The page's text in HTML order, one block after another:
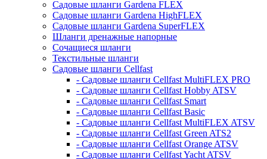
Садовые шланги Gardena FLEX
Садовые шланги Gardena HighFLEX
Садовые шланги Gardena SuperFLEX
Шланги дренажные напорные
Сочащиеся шланги
Текстильные шланги
Садовые шланги Cellfast
- Садовые шланги Cellfast MultiFLEX PRO
- Садовые шланги Cellfast Hobby ATSV
- Садовые шланги Cellfast Smart
- Садовые шланги Cellfast Basic
- Садовые шланги Cellfast MultiFLEX ATSV
- Садовые шланги Cellfast Green ATS2
- Садовые шланги Cellfast Orange ATSV
- Садовые шланги Cellfast Yacht ATSV